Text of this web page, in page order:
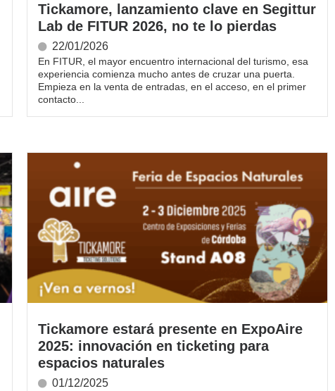
Tickamore, lanzamiento clave en Segittur
Lab de FITUR 2026, no te lo pierdas
22/01/2026
En FITUR, el mayor encuentro internacional del turismo, esa
experiencia comienza mucho antes de cruzar una puerta.
Empieza en la venta de entradas, en el acceso, en el primer
contacto...
Tickamore estará presente en ExpoAire
2025: innovación en ticketing para
espacios naturales
01/12/2025